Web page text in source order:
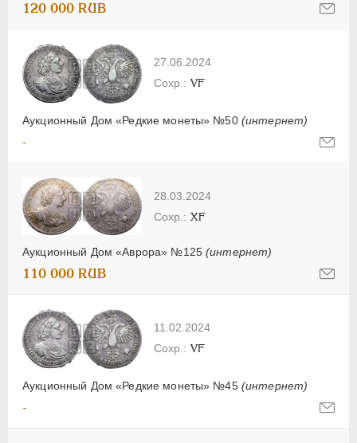
120 000 RUB
27.06.2024
Аукционный Дом «Редкие монеты» №50 (интернет)
VF
-
28.03.2024
Аукционный Дом «Аврора» №125(интернет)
XF
110 000 RUB
11.02.2024
Аукционный Дом «Редкие монеты» №45 (интернет)
VF
-